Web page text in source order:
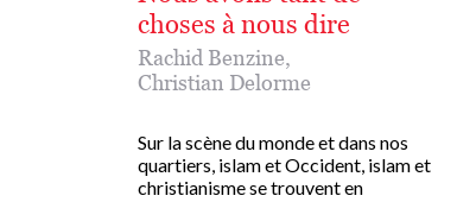
choses à nous dire
Rachid Benzine,
Christian Delorme
Sur la scène du monde et dans nos
quartiers, islam et Occident, islam et
christianisme se trouvent en